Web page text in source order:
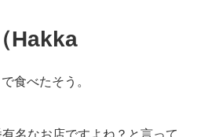
Hakka
で食べたそう。